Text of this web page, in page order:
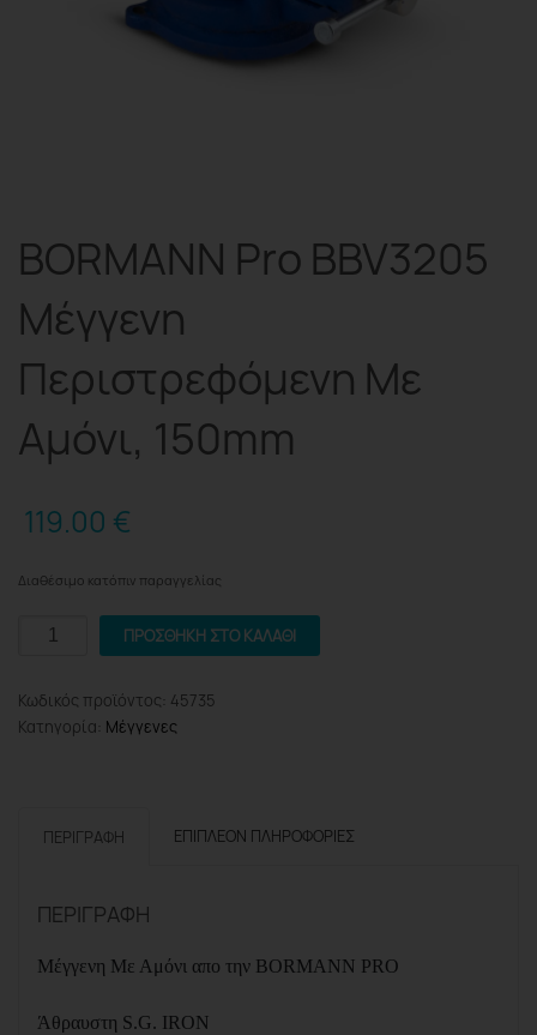
BORMANN Pro BBV3205
Μέγγενη
Περιστρεφόμενη Με
Αμόνι, 150mm
119.00 €
Διαθέσιμο κατόπιν παραγγελίας
BORMANN
Μέγγενη
Περιστρεφόμενη
ποσότητα
ΠΡΟΣΘΉΚΗ ΣΤΟ ΚΑΛΆΘΙ
Κωδικός προϊόντος: 45735
Κατηγορία: Μέγγενες
ΠΕΡΙΓΡΑΦΉ ΕΠΙΠΛΈΟΝ ΠΛΗΡΟΦΟΡΊΕΣ
ΠΕΡΙΓΡΑΦΉ
Μέγγενη Με Αμόνι απο την BORMANN PRO
Άθραυστη S.G. IRON